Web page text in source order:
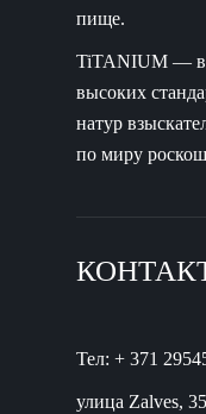
пище.
TiTANIUM —
высоких
натур
по миру
Тел: + 371
улица Zalves,